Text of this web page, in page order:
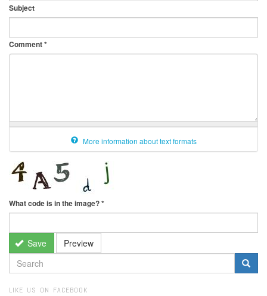
Subject
Comment*
More information about text formats
What code is in the image?*
Save Preview
SEARCH
FORM
LIKE US ON FACEBOOK